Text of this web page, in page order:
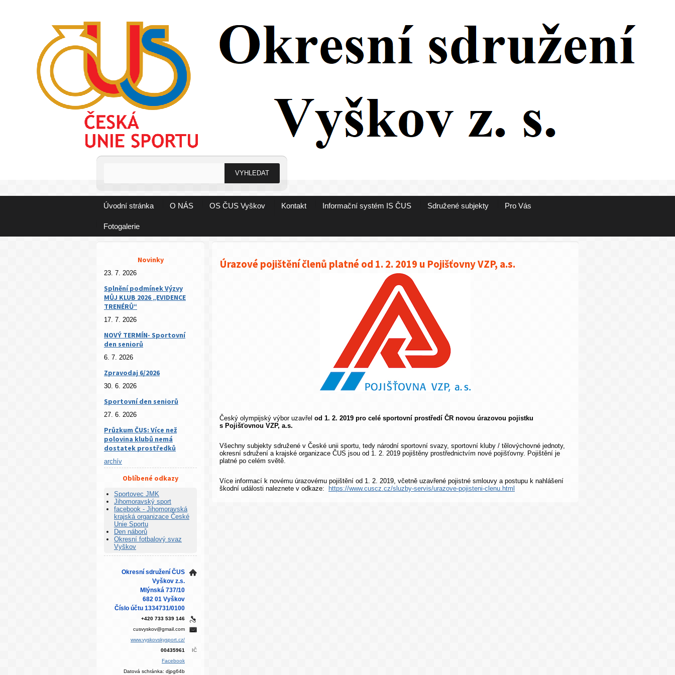
Úvodní stránka O NÁS OS ČUS Vyškov Kontakt Informační systém IS ČUS Sdružené subjekty Pro Vás
Fotogalerie
Úrazové pojištění členů platné od 1. 2. 2019 u Pojišťovny VZP, a.s.
Český olympijský výbor uzavřel od 1. 2. 2019 pro celé sportovní prostředí ČR novou úrazovou pojistku
s Pojišťovnou VZP, a.s.
Všechny subjekty sdružené v České unii sportu, tedy národní sportovní svazy, sportovní kluby / tělovýchovné jednoty,
okresní sdružení a krajské organizace ČUS jsou od 1. 2. 2019 pojištěny prostřednictvím nové pojišťovny. Pojištění je
platné po celém světě.
Více informací k novému úrazovému pojištění od 1. 2. 2019, včetně uzavřené pojistné smlouvy a postupu k nahlášení
škodní události naleznete v odkaze:
https://www.cuscz.cz/sluzby-servis/urazove-pojisteni-clenu.html
Novinky
23. 7. 2026
Splnění podmínek Výzvy
MŮJ KLUB 2026 „EVIDENCE
TRENÉRŮ“
17. 7. 2026
NOVÝ TERMÍN- Sportovní
den seniorů
6. 7. 2026
Zpravodaj 6/2026
30. 6. 2026
Sportovní den seniorů
27. 6. 2026
Průzkum ČUS: Více než
polovina klubů nemá
dostatek prostředků
archív
Oblíbené odkazy
Sportovec JMK
Jihomoravský sport
facebook - Jihomoravská
krajská organizace České
Unie Sportu
Den náborů
Okresní fotbalový svaz
Vyškov
Okresní sdružení ČUS
Vyškov z.s.
Mlýnská 737/10
682 01 Vyškov
Číslo účtu 1334731/0100
+420 733 539 146
cusvyskov@gmail.com
www.vyskovskysport.cz/
IČ
00435961
Facebook
Datová schránka: djpg64b